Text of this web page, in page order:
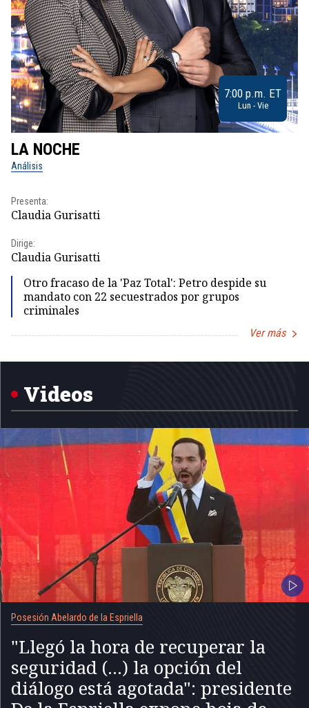
7:00 p.m. ET
Lun - Vie
LA NOCHE
Análisis
Presenta:
Claudia Gurisatti
Dirige:
Claudia Gurisatti
Otro fracaso de la 'Paz Total': Petro despide su
mandato con 22 secuestrados por grupos
criminales
Ver más
1
Videos
Posesión Abelardo de la Espriella
"Llegó la hora de recuperar la
seguridad (...) la opción del
diálogo está agotada": presidente